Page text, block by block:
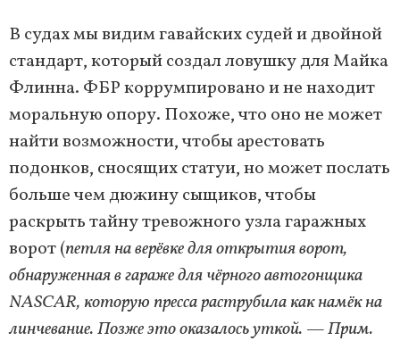
В судах мы видим гавайских судей и двойной
стандарт, который создал ловушку для Майка
Флинна. ФБР коррумпировано и не находит
моральную опору. Похоже, что оно не может
найти возможности, чтобы арестовать
подонков, сносящих статуи, но может послать
больше чем дюжину сыщиков, чтобы
раскрыть тайну тревожного узла гаражных
ворот (петля на верёвке для открытия ворот,
обнаруженная в гараже для чёрного автогонщика
NASCAR, которую пресса раструбила как намёк на
линчевание. Позже это оказалось уткой. — Прим.